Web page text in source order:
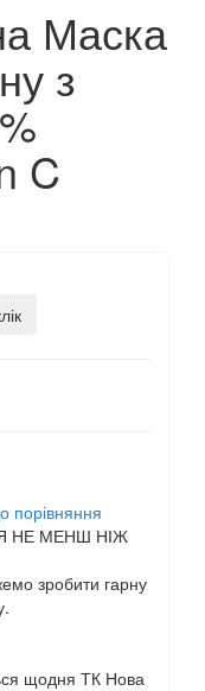
Маска
з
C
порівняння
НЕ МЕНШ НІЖ
зробити гарну
щодня ТК Нова